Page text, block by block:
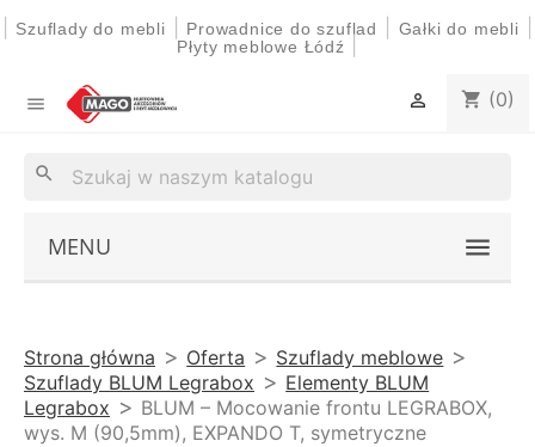
Szuflady do mebli Prowadnice do szuflad Gałki do mebli
Płyty meblowe Łódź
 shopping_cart (0)

search
MENU
Strona główna Oferta
Szuflady meblowe
Szuflady BLUM Legrabox
Elementy BLUM
Legrabox
BLUM – Mocowanie frontu LEGRABOX,
wys. M (90,5mm), EXPANDO T, symetryczne